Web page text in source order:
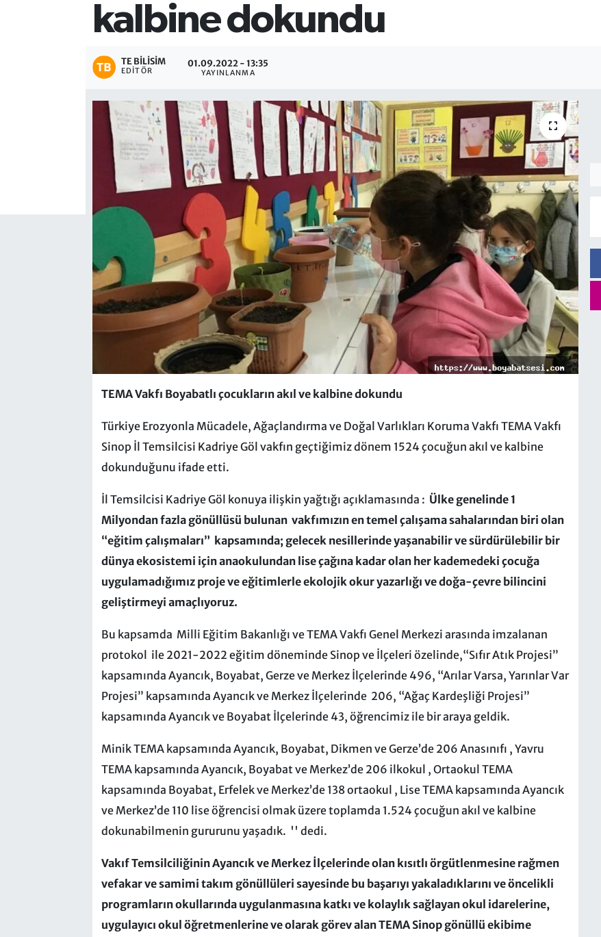
kalbine dokundu
TE BILISIM
EDITÖR
01.09.2022 - 13:35
YAYINLANMA
TEMA Vakfı Boyabatlı çocukların akıl ve kalbine dokundu
Türkiye Erozyonla Mücadele, Ağaçlandırma ve Doğal Varlıkları Koruma Vakfı TEMA Vakfı
Sinop İl Temsilcisi Kadriye Göl vakfın geçtiğimiz dönem 1524 çocuğun akıl ve kalbine
dokunduğunu ifade etti.
İl Temsilcisi Kadriye Göl konuya ilişkin yağtığı açıklamasında : Ülke genelinde 1
Milyondan fazla gönüllüsü bulunan vakfımızın en temel çalışama sahalarından biri olan
“eğitim çalışmaları” kapsamında; gelecek nesillerinde yaşanabilir ve sürdürülebilir bir
dünya ekosistemi için anaokulundan lise çağına kadar olan her kademedeki çocuğa
uygulamadığımız proje ve eğitimlerle ekolojik okur yazarlığı ve doğa-çevre bilincini
geliştirmeyi amaçlıyoruz.
Bu kapsamda Milli Eğitim Bakanlığı ve TEMA Vakfı Genel Merkezi arasında imzalanan
protokol ile 2021-2022 eğitim döneminde Sinop ve İlçeleri özelinde,“Sıfır Atık Projesi”
kapsamında Ayancık, Boyabat, Gerze ve Merkez İlçelerinde 496, “Arılar Varsa, Yarınlar Var
Projesi” kapsamında Ayancık ve Merkez İlçelerinde 206, “Ağaç Kardeşliği Projesi”
kapsamında Ayancık ve Boyabat İlçelerinde 43, öğrencimiz ile bir araya geldik.
Minik TEMA kapsamında Ayancık, Boyabat, Dikmen ve Gerze’de 206 Anasınıfı , Yavru
TEMA kapsamında Ayancık, Boyabat ve Merkez’de 206 ilkokul , Ortaokul TEMA
kapsamında Boyabat, Erfelek ve Merkez’de 138 ortaokul , Lise TEMA kapsamında Ayancık
ve Merkez’de 110 lise öğrencisi olmak üzere toplamda 1.524 çocuğun akıl ve kalbine
dokunabilmenin gururunu yaşadık. '' dedi.
Vakıf Temsilciliğinin Ayancık ve Merkez İlçelerinde olan kısıtlı örgütlenmesine rağmen
vefakar ve samimi takım gönüllüleri sayesinde bu başarıyı yakaladıklarını ve öncelikli
programların okullarında uygulanmasına katkı ve kolaylık sağlayan okul idarelerine,
uygulayıcı okul öğretmenlerine ve olarak görev alan TEMA Sinop gönüllü ekibime